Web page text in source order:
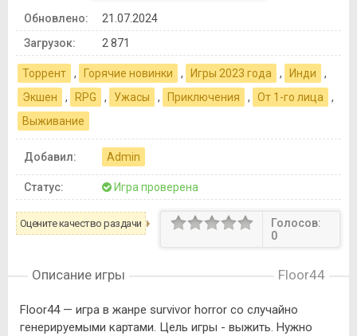
Обновлено:
21.07.2024
Загрузок:
2 871
Торрент , Горячие новинки , Игры 2023 года , Инди
,
Экшен
, RPG , Ужасы , Приключения , От 1-го лица
,
Выживание
Добавил: Admin
Статус: Игра проверена
Оцените качество раздачи
Голосов:
0
Описание игры Floor44
Floor44 — игра в жанре survivor horror со случайно
генерируемыми картами. Цель игры - выжить. Нужно